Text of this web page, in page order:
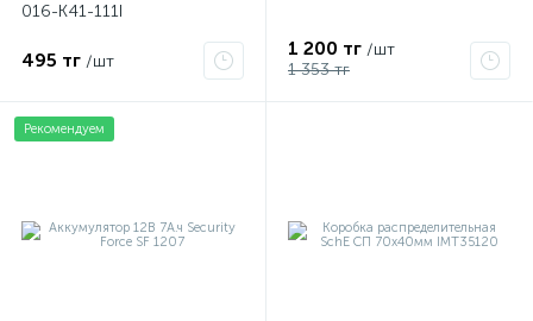
016-K41-111I
495 тг /шт
1 200 тг /шт
1 353 тг
Рекомендуем